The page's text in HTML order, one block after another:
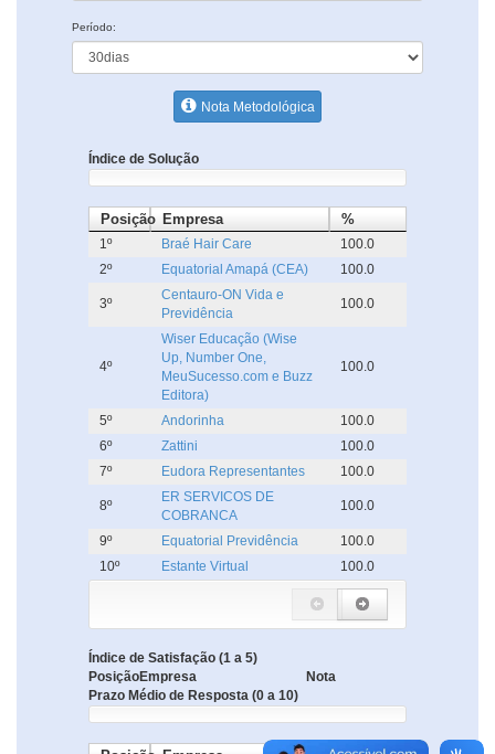
Período:
Nota Metodológica
Índice de Solução
Posição Empresa %
1º Braé Hair Care
100.0
2º
Equatorial Amapá (CEA) 100.0
3º
Centauro-ON Vida e
Previdência
100.0
4º
Wiser Educação (Wise
Up, Number One,
MeuSucesso.com e Buzz
Editora)
100.0
5º Andorinha
100.0
6º
Zattini
100.0
7º
Eudora Representantes 100.0
8º
ER SERVICOS DE
COBRANCA
100.0
9º Equatorial Previdência
100.0
10º
Estante Virtual 100.0
Índice de Satisfação (1 a 5)
PosiçãoEmpresa
Nota
Prazo Médio de Resposta (0 a 10)